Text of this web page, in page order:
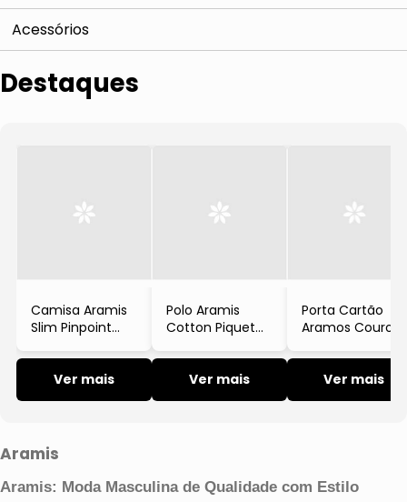
Camiseta
Calça
Short
Moda Praia
Bermuda de
Camisa
Camiseta e Regata
Acessórios
Destaques
Camisa Aramis
Slim Pinpoint
Azul Claro
Ver mais
Polo Aramis
Cotton Piquet
Ver mais
Porta Cartão
Aramos Couro
Listrada
Chumbo
Ver mais
Aramis
Aramis: Moda Masculina de Qualidade com Estilo